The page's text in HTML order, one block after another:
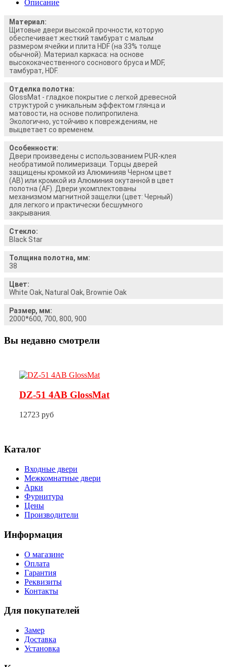
Описание
Материал:
Щитовые двери высокой прочности, которую
обеспечивает жесткий тамбурат с малым
размером ячейки и плита HDF (на 33% толще
обычной). Материал каркаса: на основе
высококачественного соснового бруса и MDF,
тамбурат, HDF.
Отделка полотна:
GlossMat - гладкое покрытие с легкой древесной
структурой с уникальным эффектом глянца и
матовости, на основе полипропилена.
Экологично, устойчиво к повреждениям, не
выцветает со временем.
Особенности:
Двери произведены с использованием PUR-клея
необратимой полимеризаци. Торцы дверей
защищены кромкой из Алюминияв Черном цвет
(AB) или кромкой из Алюминия окутанной в цвет
полотна (AF). Двери укомплектованы
механизмом магнитной защелки (цвет: Черный)
для легкого и практически бесшумного
закрывания.
Стекло:
Black Star
Толщина полотна, мм:
38
Цвет:
White Oak, Natural Oak, Brownie Oak
Размер, мм:
2000*600, 700, 800, 900
Вы недавно смотрели
DZ-51 4AB GlossMat
12723 руб
Каталог
Входные двери
Межкомнатные двери
Арки
Фурнитура
Цены
Производители
Информация
О магазине
Оплата
Гарантия
Реквизиты
Контакты
Для покупателей
Замер
Доставка
Установка